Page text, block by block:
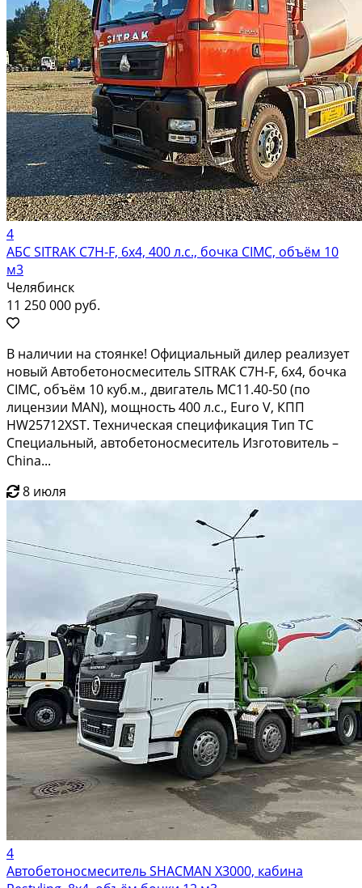
4
АБС SITRAK C7H-F, 6х4, 400 л.с., бочка CIMC, объём 10
м3
Челябинск
11 250 000 руб.
В наличии на стоянке! Официальный дилер реализует
новый Автобетоносмеситель SITRAK C7H-F, 6х4, бочка
CIMC, объём 10 куб.м., двигатель MC11.40-50 (по
лицензии MAN), мощность 400 л.с., Euro V, КПП
HW25712XST. Техническая спецификация Тип ТС
Специальный, автобетоносмеситель Изготовитель –
China...
8 июля
4
Автобетоносмеситель SHACMAN X3000, кабина